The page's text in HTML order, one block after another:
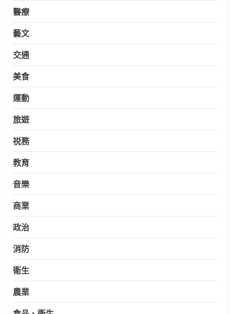
醫療
藝文
交通
美食
運動
旅遊
祱務
教育
音樂
商業
政治
消防
衛生
農業